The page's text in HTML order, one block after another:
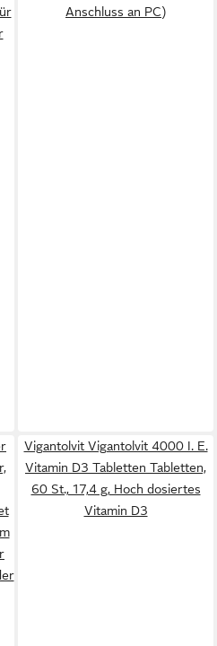
Anschluss an PC)
Vigantolvit Vigantolvit 4000 I. E.
Vitamin D3 Tabletten Tabletten,
60 St., 17,4 g, Hoch dosiertes
Vitamin D3